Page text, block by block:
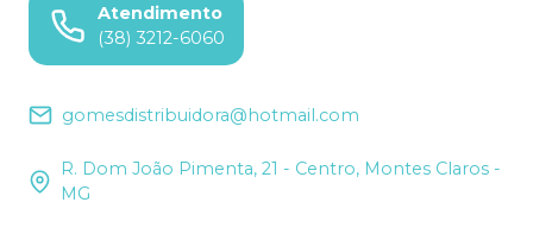
Atendimento
(38) 3212-6060
gomesdistribuidora@hotmail.com
R. Dom João Pimenta, 21 - Centro, Montes Claros -
MG